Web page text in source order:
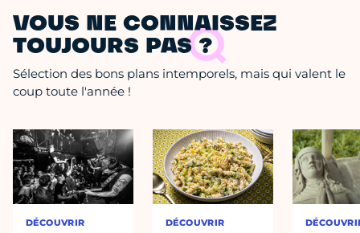
VOUS NE CONNAISSEZ
TOUJOURS PAS ?
Sélection des bons plans intemporels, mais qui valent le
coup toute l'année !
DÉCOUVRIR DÉCOUVRIR